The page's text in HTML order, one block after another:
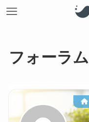
フォーラム